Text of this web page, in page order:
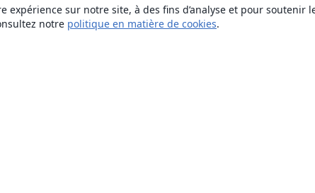
expérience sur notre site, à des fins d’analyse et pour
notre politique en matière de cookies.